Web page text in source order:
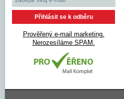
Prověřený e-mail marketing.
Nerozesíláme SPAM.